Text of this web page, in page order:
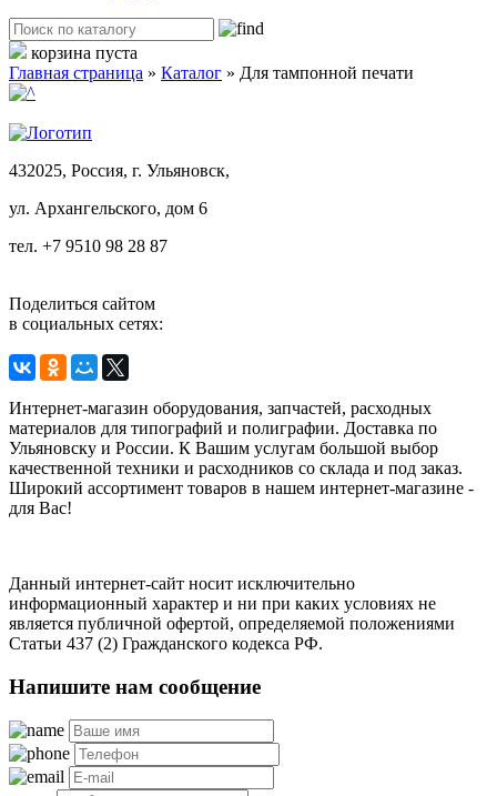
корзина пуста
Главная страница » Каталог » Для тампонной печати
432025, Россия, г. Ульяновск,
ул. Архангельского, дом 6
тел. +7 9510 98 28 87
Поделиться сайтом
в социальных сетях:
Интернет-магазин оборудования, запчастей, расходных
материалов для типографий и полиграфии. Доставка по
Ульяновску и России. К Вашим услугам большой выбор
качественной техники и расходников со склада и под заказ.
Широкий ассортимент товаров в нашем интернет-магазине -
для Вас!
Данный интернет-сайт носит исключительно
информационный характер и ни при каких условиях не
является публичной офертой, определяемой положениями
Статьи 437 (2) Гражданского кодекса РФ.
Напишите нам сообщение